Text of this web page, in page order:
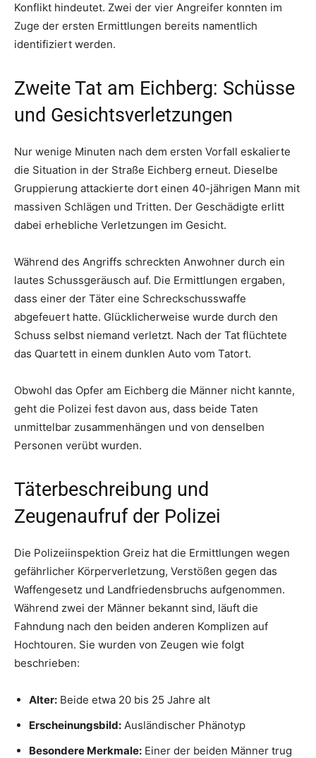
Konflikt hindeutet. Zwei der vier Angreifer konnten im
Zuge der ersten Ermittlungen bereits namentlich
identifiziert werden.
Zweite Tat am Eichberg: Schüsse
und Gesichtsverletzungen
Nur wenige Minuten nach dem ersten Vorfall eskalierte
die Situation in der Straße Eichberg erneut. Dieselbe
Gruppierung attackierte dort einen 40-jährigen Mann mit
massiven Schlägen und Tritten. Der Geschädigte erlitt
dabei erhebliche Verletzungen im Gesicht.
Während des Angriffs schreckten Anwohner durch ein
lautes Schussgeräusch auf. Die Ermittlungen ergaben,
dass einer der Täter eine Schreckschusswaffe
abgefeuert hatte. Glücklicherweise wurde durch den
Schuss selbst niemand verletzt. Nach der Tat flüchtete
das Quartett in einem dunklen Auto vom Tatort.
Obwohl das Opfer am Eichberg die Männer nicht kannte,
geht die Polizei fest davon aus, dass beide Taten
unmittelbar zusammenhängen und von denselben
Personen verübt wurden.
Täterbeschreibung und
Zeugenaufruf der Polizei
Die Polizeiinspektion Greiz hat die Ermittlungen wegen
gefährlicher Körperverletzung, Verstößen gegen das
Waffengesetz und Landfriedensbruchs aufgenommen.
Während zwei der Männer bekannt sind, läuft die
Fahndung nach den beiden anderen Komplizen auf
Hochtouren. Sie wurden von Zeugen wie folgt
beschrieben:
Alter: Beide etwa 20 bis 25 Jahre alt
Erscheinungsbild: Ausländischer Phänotyp
Besondere Merkmale: Einer der beiden Männer trug